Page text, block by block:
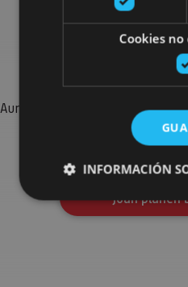
Bilatu
Aurkitu zure bidaia Nafarroan
jarduera antolatuak,
Joan planen
Cookies no
INFORMACIÓN